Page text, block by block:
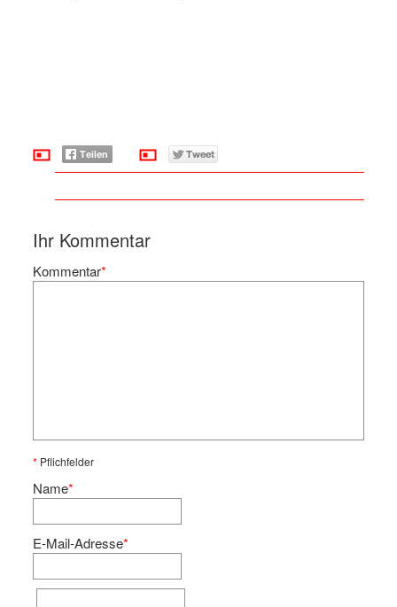
Ihr Kommentar
Kommentar*
* Pflichfelder
Name*
E-Mail-Adresse*